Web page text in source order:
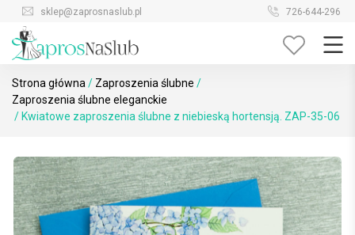
Skip
content
sklep@zaprosnaslub.pl 726-644-296
Strona główna / Zaproszenia ślubne /
Zaproszenia ślubne eleganckie
/ Kwiatowe zaproszenia ślubne z niebieską hortensją. ZAP-35-06